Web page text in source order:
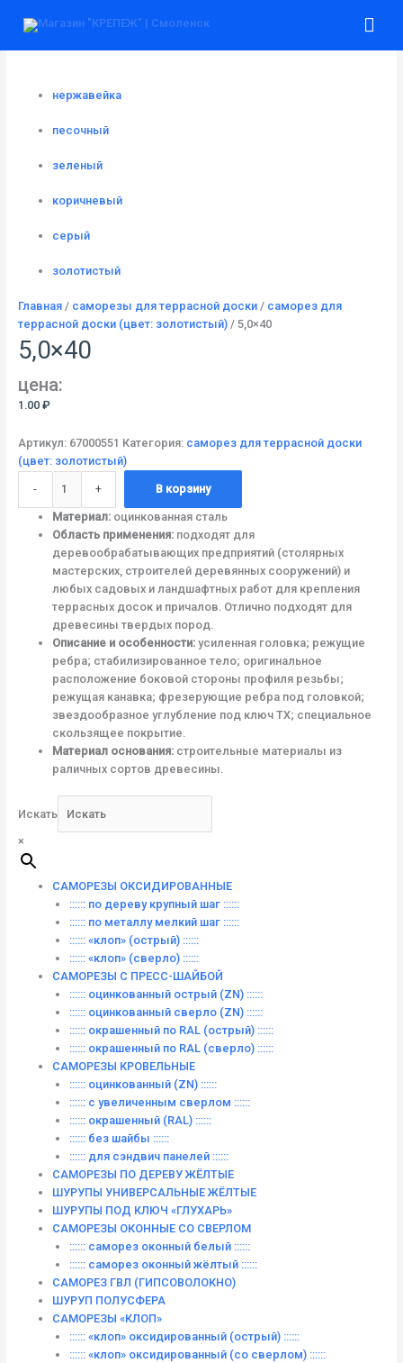
нержавейка
песочный
зеленый
коричневый
серый
золотистый
Главная/ саморезы для террасной доски/ саморез для
террасной доски (цвет: золотистый)/ 5,0×40
5,0×40
цена:
1.00 ₽
Артикул: 67000551 Категория: саморез для террасной доски
(цвет: золотистый)
-
товара
+ В корзину
Материал:оцинкованная сталь
Область применения:подходят для
деревообрабатывающих предприятий (столярных
мастерских, строителей деревянных сооружений) и
любых садовых и ландшафтных работ для крепления
террасных досок и причалов. Отлично подходят для
древесины твердых пород.
Описание и особенности:усиленная головка; режущие
ребра; стабилизированное тело; оригинальное
расположение боковой стороны профиля резьбы;
режущая канавка; фрезерующие ребра под головкой;
звездообразное углубление под ключ TX; специальное
скользящее покрытие.
Материал основания:строительные материалы из
раличных сортов древесины.
Искать
×
САМОРЕЗЫ ОКСИДИРОВАННЫЕ
:::::: по дереву крупный шаг ::::::
:::::: по металлу мелкий шаг ::::::
:::::: «клоп» (острый) ::::::
:::::: «клоп» (сверло) ::::::
САМОРЕЗЫ С ПРЕСС-ШАЙБОЙ
:::::: оцинкованный острый (ZN) ::::::
:::::: оцинкованный сверло (ZN) ::::::
:::::: окрашенный по RAL (острый) ::::::
:::::: окрашенный по RAL (сверло) ::::::
САМОРЕЗЫ КРОВЕЛЬНЫЕ
:::::: оцинкованный (ZN) ::::::
:::::: с увеличенным сверлом ::::::
:::::: окрашенный (RAL) ::::::
:::::: без шайбы ::::::
:::::: для сэндвич панелей ::::::
САМОРЕЗЫ ПО ДЕРЕВУ ЖЁЛТЫЕ
ШУРУПЫ УНИВЕРСАЛЬНЫЕ ЖЁЛТЫЕ
ШУРУПЫ ПОД КЛЮЧ «ГЛУХАРЬ»
САМОРЕЗЫ ОКОННЫЕ СО СВЕРЛОМ
:::::: саморез оконный белый ::::::
:::::: саморез оконный жёлтый ::::::
САМОРЕЗ ГВЛ (ГИПСОВОЛОКНО)
ШУРУП ПОЛУСФЕРА
САМОРЕЗЫ «КЛОП»
:::::: «клоп» оксидированный (острый) ::::::
:::::: «клоп» оксидированный (со сверлом) ::::::